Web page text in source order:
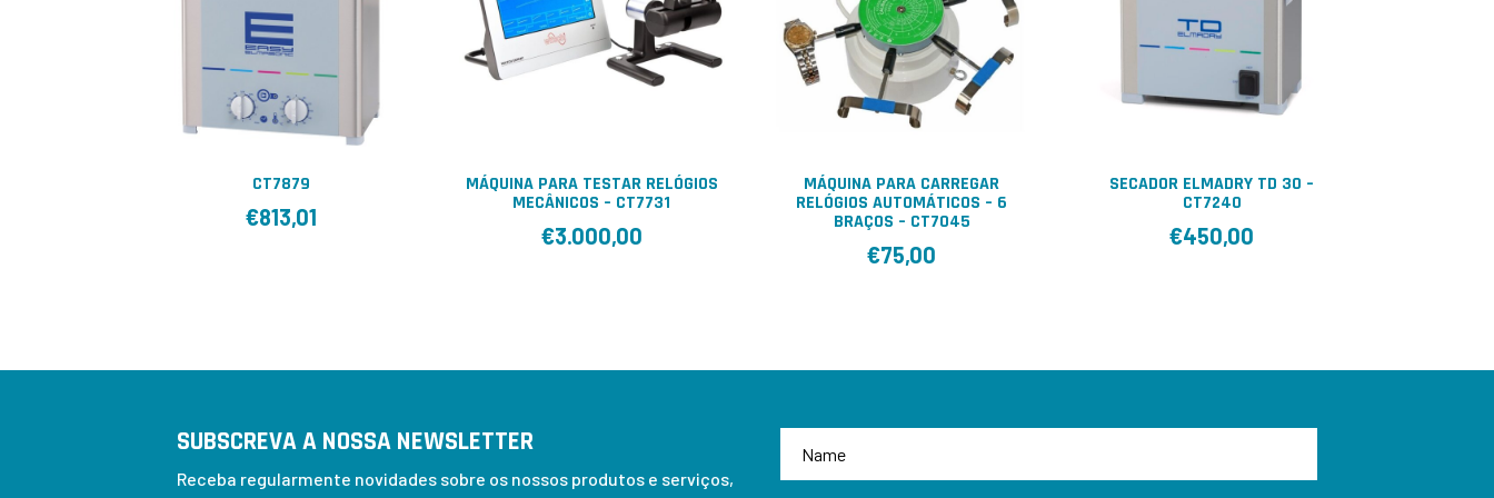
CT7879
€813,01
MÁQUINA PARA TESTAR RELÓGIOS
MECÂNICOS – CT7731
€3.000,00
MÁQUINA PARA CARREGAR
RELÓGIOS AUTOMÁTICOS – 6
BRAÇOS – CT7045
€75,00
SECADOR ELMADRY TD 30 –
CT7240
€450,00
SUBSCREVA A NOSSA NEWSLETTER
Receba regularmente novidades sobre os nossos produtos e serviços,